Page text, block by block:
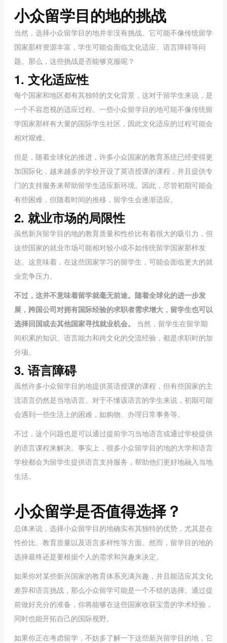
小众留学目的地的挑战
当然，选择小众留学目的地并非没有挑战。它可能不像传统留学
国家那样资源丰富，学生可能会面临文化适应、语言障碍等问
题。那么，这些挑战是否能够克服呢？
1. 文化适应性
每个国家和地区都有其独特的文化背景，这对于留学生来说，是
一个不容忽视的适应过程。一些小众留学目的地可能不像传统留
学国家那样有大量的国际学生社区，因此文化适应的过程可能会
相对艰难。
但是，随着全球化的推进，许多小众国家的教育系统已经变得更
加国际化，越来越多的学校开设了英语授课的课程，并且提供专
门的支持服务来帮助留学生适应新环境。因此，尽管初期可能会
有些困难，但随着时间的推移，留学生会逐渐适应。
2. 就业市场的局限性
虽然新兴留学目的地的教育质量和性价比有着很大的吸引力，但
这些国家的就业市场可能相对较小或不如传统留学国家那样发
达。这意味着，在这些国家学习的留学生，可能会面临更大的就
业竞争压力。
不过，这并不意味着留学就毫无前途。随着全球化的进一步发
展，跨国公司对拥有国际经验的求职者需求增大，留学生也可以
选择回国或去其他国家寻找就业机会。
当然，留学生在留学期
间积累的知识、语言能力和跨文化的交流经验，都是求职时的加
分项。
3. 语言障碍
虽然许多小众留学目的地提供英语授课的课程，但有些国家的主
流语言仍然是当地语言。对于不懂该语言的学生来说，初期可能
会遇到一些生活上的困难，如购物、办理日常事务等。
不过，这个问题也是可以通过提前学习当地语言或通过学校提供
的语言课程来解决。事实上，很多小众留学目的地的大学和语言
学校都会为留学生提供语言支持服务，帮助他们更好地融入当地
生活。
小众留学是否值得选择？
总体来说，选择小众留学目的地确实有其独特的优势，尤其是在
性价比、教育质量以及语言多样性等方面。然而，留学目的地的
选择最终还是要根据个人的需求和兴趣来决定。
如果你对某些新兴国家的教育体系充满兴趣，并且能适应其文化
差异和语言挑战，那么小众留学可能是一个不错的选择。通过提
前做好充分的准备，你将能够在这些国家收获宝贵的学术经验，
同时也能开拓自己的国际视野。
如果你正在考虑留学，不妨多了解一下这些新兴留学目的地，它